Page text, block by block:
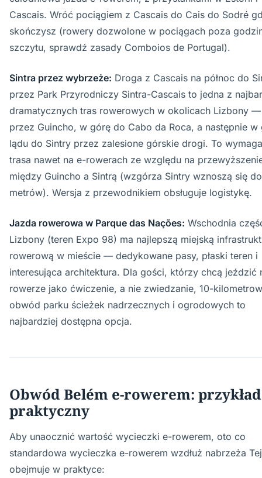
Cascais. Wróć pociągiem z Cascais do Cais do Sodré
skończysz (rowery dozwolone w pociągach poza
szczytu, sprawdź zasady Comboios de Portugal).
Sintra przez wybrzeże: Droga z Cascais na północ do
przez Park Przyrodniczy Sintra-Cascais to jedna z
dramatycznych tras rowerowych w okolicach Lizbony —
przez Guincho, w górę do Cabo da Roca, a następnie w
lądu do Sintry przez zalesione górskie drogi. To
trasa nawet na e-rowerach ze względu na
między Guincho a Sintrą (wzgórza Sintry wznoszą się
metrów). Wersja z przewodnikiem obsługuje logistykę.
Jazda rowerowa w Parque das Nações: Wschodnia
Lizbony (teren Expo 98) ma najlepszą miejską
rowerową w mieście — dedykowane pasy, płaski teren i
interesująca architektura. Dla gości, którzy chcą jeździć
rowerze jako ćwiczenie, a nie zwiedzanie, 10-
obwód parku ścieżek nadrzecznych i ogrodowych to
najbardziej dostępna opcja.
Obwód Belém e-rowerem: przykład
praktyczny
Aby unaocznić wartość wycieczki e-rowerem, oto co
standardowa wycieczka e-rowerem wzdłuż nabrzeża
obejmuje w praktyce: